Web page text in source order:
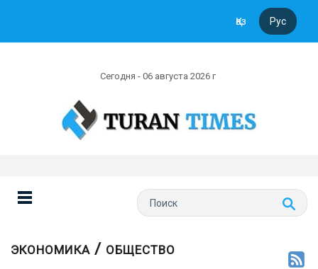
Қаз Рус
Сегодня - 06 августа 2026 г
ЭКОНОМИКА / ОБЩЕСТВО